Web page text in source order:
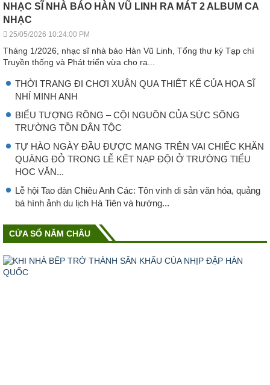
NHẠC SĨ NHÀ BÁO HÀN VŨ LINH RA MÁT 2 ALBUM CA
NHẠC
25/05/2026 10:24:00 PM
Tháng 1/2026, nhạc sĩ nhà báo Hàn Vũ Linh, Tổng thư ký Tạp chí
Truyền thống và Phát triển vừa cho ra...
THỜI TRANG ĐI CHƠI XUÂN QUA THIẾT KẾ CỦA HỌA SĨ
NHÍ MINH ANH
BIỂU TƯỢNG RỒNG – CỘI NGUỒN CỦA SỨC SỐNG
TRƯỜNG TỒN DÂN TỘC
TỰ HÀO NGÀY ĐẦU ĐƯỢC MANG TRÊN VAI CHIẾC KHĂN
QUÀNG ĐỎ TRONG LỄ KẾT NẠP ĐỘI Ở TRƯỜNG TIỂU
HỌC VĂN...
Lễ hội Tao đàn Chiêu Anh Các: Tôn vinh di sản văn hóa, quảng
bá hình ảnh du lịch Hà Tiên và hướng...
CỬA SỔ NĂM CHÂU